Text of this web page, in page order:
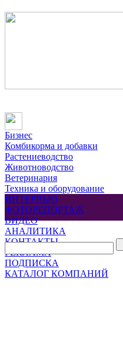
Бизнес
Комбикорма и добавки
Растениеводство
Животноводство
Ветеринария
Техника и оборудование
ИНТЕРВЬЮ
ФОТОРЕПОРТАЖ
ВИДЕО
АНАЛИТИКА
КОНТАКТЫ
РЕКЛАМА
ПОДПИСКА
КАТАЛОГ КОМПАНИЙ